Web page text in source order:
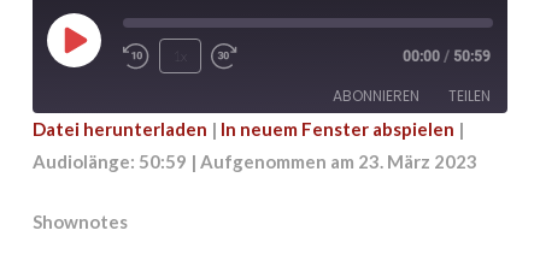
Play
00:00 / 50:59
ABONNIEREN TEILEN
TEILEN
LINK
Datei herunterladen | In neuem Fenster abspielen |
Audiolänge: 50:59 | Aufgenommen am 23. März 2023
Shownotes